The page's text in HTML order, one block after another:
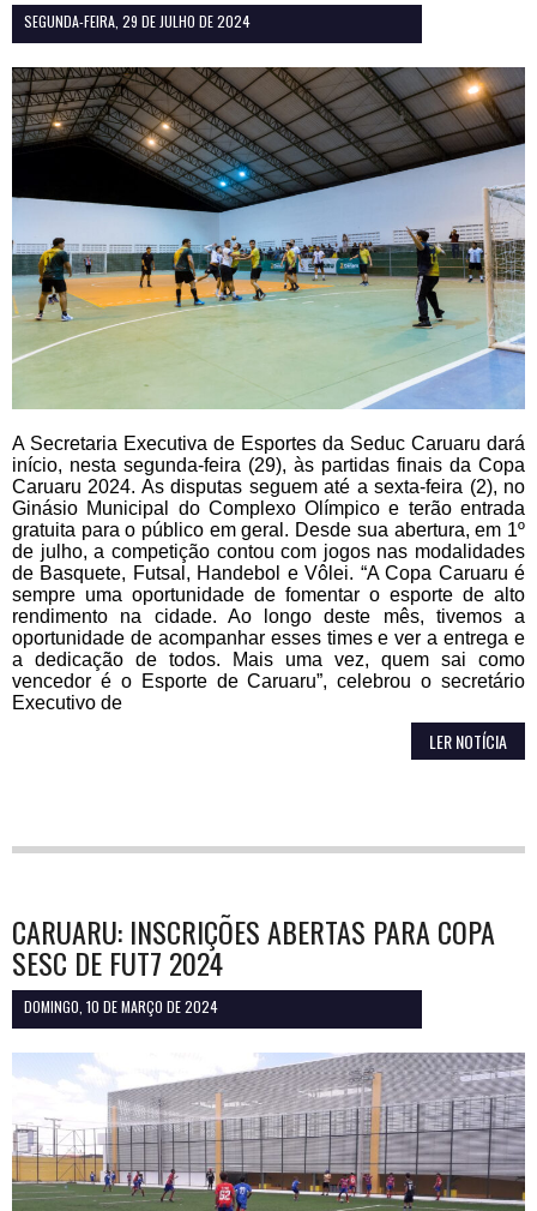
SEGUNDA-FEIRA, 29 DE JULHO DE 2024
A Secretaria Executiva de Esportes da Seduc Caruaru dará
início, nesta segunda-feira (29), às partidas finais da Copa
Caruaru 2024. As disputas seguem até a sexta-feira (2), no
Ginásio Municipal do Complexo Olímpico e terão entrada
gratuita para o público em geral. Desde sua abertura, em 1º
de julho, a competição contou com jogos nas modalidades
de Basquete, Futsal, Handebol e Vôlei. “A Copa Caruaru é
sempre uma oportunidade de fomentar o esporte de alto
rendimento na cidade. Ao longo deste mês, tivemos a
oportunidade de acompanhar esses times e ver a entrega e
a dedicação de todos. Mais uma vez, quem sai como
vencedor é o Esporte de Caruaru”, celebrou o secretário
Executivo de
LER NOTÍCIA
CARUARU: INSCRIÇÕES ABERTAS PARA COPA
SESC DE FUT7 2024
DOMINGO, 10 DE MARÇO DE 2024